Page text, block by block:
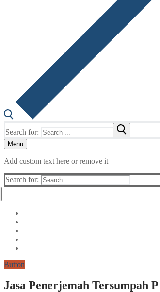
Search for:
Menu
Add custom text here or remove it
Search for:
Button
Jasa Penerjemah Tersumpah